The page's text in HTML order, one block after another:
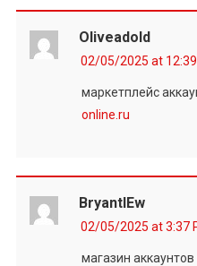
Oliveadold
02/05/2025 at 12:39
маркетплейс
online.ru
BryantlEw
02/05/2025 at 3:37
магазин